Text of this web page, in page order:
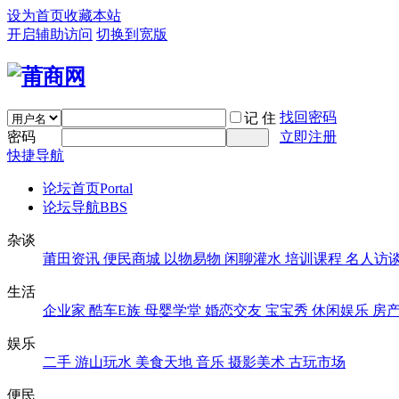
设为首页收藏本站
开启辅助访问 切换到宽版
记 住 找回密码
密码
立即注册
快捷导航
论坛首页Portal
论坛导航BBS
杂谈
莆田资讯 便民商城 以物易物 闲聊灌水 培训课程 名人访
生活
企业家 酷车E族 母婴学堂 婚恋交友 宝宝秀 休闲娱乐 房
娱乐
二手 游山玩水 美食天地 音乐 摄影美术 古玩市场
便民